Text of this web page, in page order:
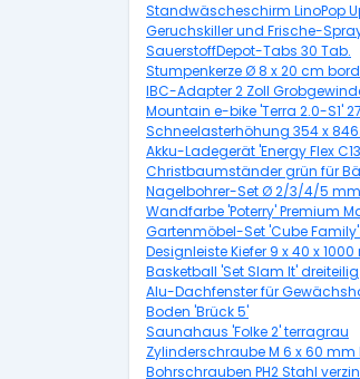
Standwäscheschirm LinoPop
Geruchskiller und Frische-
SauerstoffDepot-Tabs 30 Tab.
Stumpenkerze Ø 8 x 20 cm
IBC-Adapter 2 Zoll
Mountain e-bike 'Terra 2.0-S1'
Schneelasterhöhung 354 x
Akku-Ladegerät 'Energy Flex
Christbaumständer grün für
Nagelbohrer-Set Ø 2/3/4/5
Wandfarbe 'Poterry' Premium
Gartenmöbel-Set 'Cube
Designleiste Kiefer 9 x 40 x
Basketball 'Set Slam It' dreiteilig
Alu-Dachfenster für
Boden 'Brück 5'
Saunahaus 'Folke 2' terragrau
Zylinderschraube M 6 x 60 mm
Bohrschrauben PH2 Stahl